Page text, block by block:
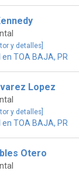
y detalles]
TOA BAJA, PR
Lopez
y detalles]
TOA BAJA, PR
Otero